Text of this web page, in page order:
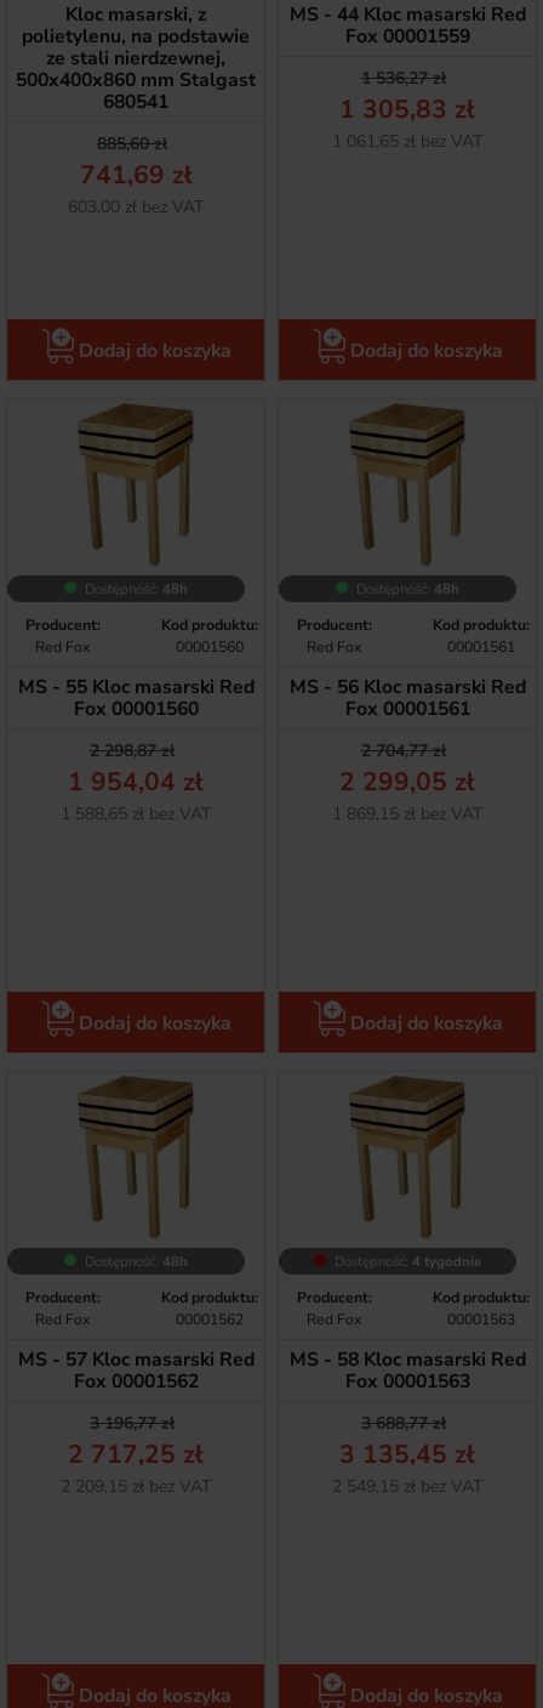
Kloc masarski, z
polietylenu, na podstawie
ze stali nierdzewnej,
500x400x860 mm Stalgast
680541
Cena podstawowa
885,60 zł
Cena
741,69 zł
Netto
603,00 zł bez VAT
Dodaj do koszyka
MS - 44 Kloc masarski Red
Fox 00001559
Cena
1 536,27 zł
Cena
1 305,83 zł
Netto
1 061,65 zł bez VAT
Dodaj do koszyka
Dostępność: 48h
Producent:
Red Fox
Kod produktu:
00001560
MS - 55 Kloc masarski Red
Fox 00001560
Cena podstawowa
2 298,87 zł
Cena
1 954,04 zł
Netto
1 588,65 zł bez VAT
Dodaj do koszyka
Dostępność: 48h
Producent:
Red Fox
Kod produktu:
00001561
MS - 56 Kloc masarski Red
Fox 00001561
Cena
2 704,77 zł
Cena
2 299,05 zł
Netto
1 869,15 zł bez VAT
Dodaj do koszyka
Dostępność: 48h
Producent:
Red Fox
Kod produktu:
00001562
MS - 57 Kloc masarski Red
Fox 00001562
Cena podstawowa
3 196,77 zł
Cena
2 717,25 zł
Netto
2 209,15 zł bez VAT
Dodaj do koszyka
Dostępność: 4 tygodnie
Producent:
Red Fox
Kod produktu:
00001563
MS - 58 Kloc masarski Red
Fox 00001563
Cena
3 688,77 zł
Cena
3 135,45 zł
Netto
2 549,15 zł bez VAT
Dodaj do koszyka